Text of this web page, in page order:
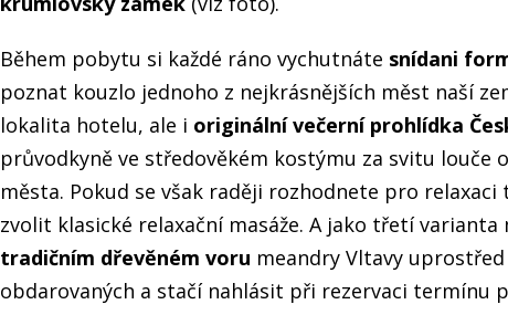
Během pobytu si každé ráno vychutnáte snídani
poznat kouzlo jednoho z nejkrásnějších měst naší
lokalita hotelu, ale i originální večerní prohlídka
průvodkyně ve středověkém kostýmu za svitu
města. Pokud se však raději rozhodnete pro
zvolit klasické relaxační masáže. A jako třetí varianta
tradičním dřevěném voru meandry Vltavy
obdarovaných a stačí nahlásit při rezervaci termínu